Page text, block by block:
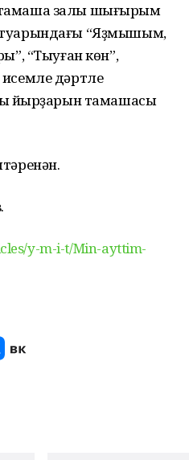
залы шығырым
“Яҙмышым,
“Тыуған көн”,
дәртле
йырҙарын тамашасы
y-m-i-t/Min-ayttim-